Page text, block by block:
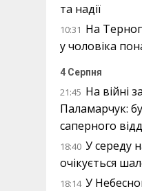
та надії
10:31 На
у чоловіка
4 Серпня
21:45 На війні
Паламарчук:
саперного
18:40 У середу
очікується
18:14 У